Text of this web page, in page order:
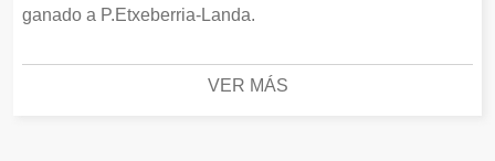
ganado a P.Etxeberria-Landa.
VER MÁS